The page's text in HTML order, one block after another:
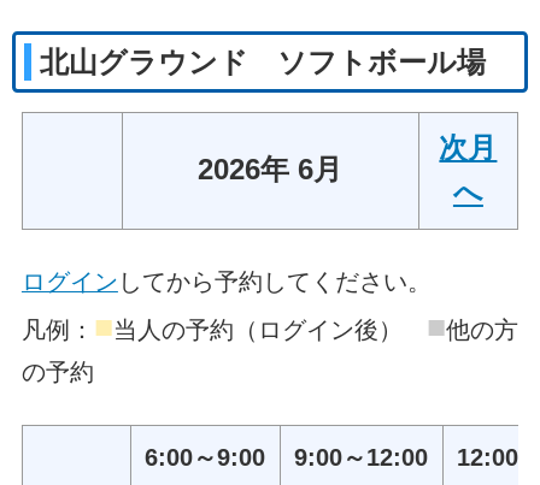
北山グラウンド ソフトボール場
2026年 6月
次月
へ
ログイン してから予約してください。
凡例： ■当人の予約（ログイン後） ■他の方
の予約
6:00～9:00 9:00～12:00 12:00